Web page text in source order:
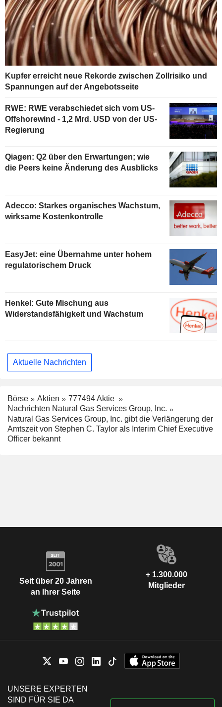
Kupfer erreicht neue Rekorde zwischen Zollrisiko und
Spannungen auf der Angebotsseite
RWE: RWE verabschiedet sich vom US-
Offshorewind - 1,2 Mrd. USD von der US-
Regierung
Qiagen: Q2 über den Erwartungen; wie
die Peers keine Änderung des Ausblicks
Adecco: Starkes organisches Wachstum,
wirksame Kostenkontrolle
EasyJet: eine Übernahme unter hohem
regulatorischem Druck
Henkel: Gute Mischung aus
Widerstandsfähigkeit und Wachstum
Aktuelle Nachrichten
Börse Aktien
777494 Aktie
Nachrichten Natural Gas Services Group, Inc.
Natural Gas Services Group, Inc. gibt die Verlängerung der
Amtszeit von Stephen C. Taylor als Interim Chief Executive
Officer bekannt
Seit über 20 Jahren
an Ihrer Seite
+ 1.300.000
Mitglieder
UNSERE EXPERTEN
SIND FÜR SIE DA